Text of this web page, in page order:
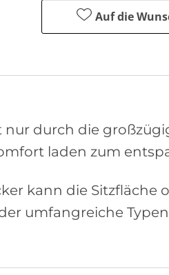
Auf die
durch die
laden zum
kann die Sitzfläche
umfangreiche